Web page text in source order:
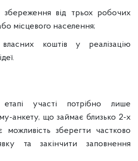
від трьох робочих
місцевого населення;
власних коштів у реалізацію
участі потрібно лише
анкету, що займає близько 2-х
можливість зберегти частково
та закінчити заповнення